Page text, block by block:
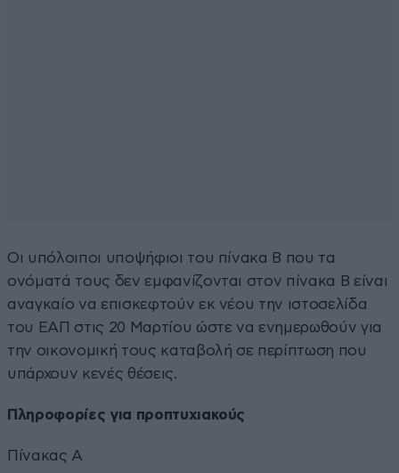
Οι υπόλοιποι υποψήφιοι του πίνακα Β που τα
ονόματά τους δεν εμφανίζονται στον πίνακα Β είναι
αναγκαίο να επισκεφτούν εκ νέου την ιστοσελίδα
του ΕΑΠ στις 20 Μαρτίου ώστε να ενημερωθούν για
την οικονομική τους καταβολή σε περίπτωση που
υπάρχουν κενές θέσεις.
Πληροφορίες για προπτυχιακούς
Πίνακας Α